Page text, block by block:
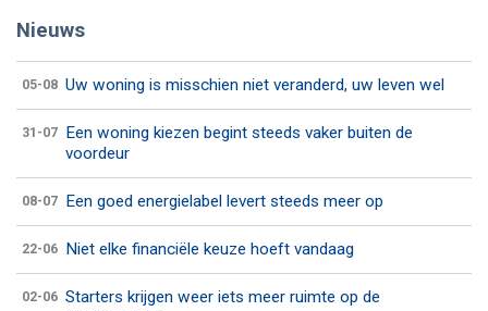
Nieuws
05-08 Uw woning is misschien niet veranderd, uw leven wel
31-07 Een woning kiezen begint steeds vaker buiten de
voordeur
08-07 Een goed energielabel levert steeds meer op
22-06 Niet elke financiële keuze hoeft vandaag
02-06 Starters krijgen weer iets meer ruimte op de